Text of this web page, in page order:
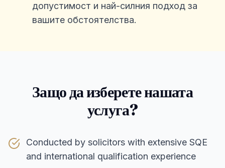
допустимост и най-силния подход за
вашите обстоятелства.
Защо да изберете нашата
услуга?
Conducted by solicitors with extensive SQE
and international qualification experience